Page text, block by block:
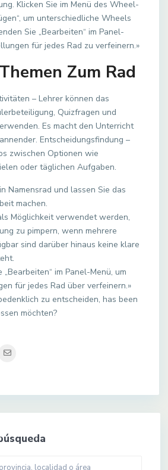
Klicken Sie im Menü des Wheel-
um unterschiedliche Wheels
Sie „Bearbeiten“ im Panel-
für jedes Rad zu verfeinern.»
Zum Rad
– Lehrer können das
Quizfragen und
Es macht den Unterricht
Entscheidungsfindung –
zwischen Optionen wie
oder täglichen Aufgaben.
Namensrad und lassen Sie das
machen.
Möglichkeit verwendet werden,
zu pimpern, wenn mehrere
sind darüber hinaus keine klare
im Panel-Menü, um
für jedes Rad über verfeinern.»
zu entscheiden, has been
möchten?